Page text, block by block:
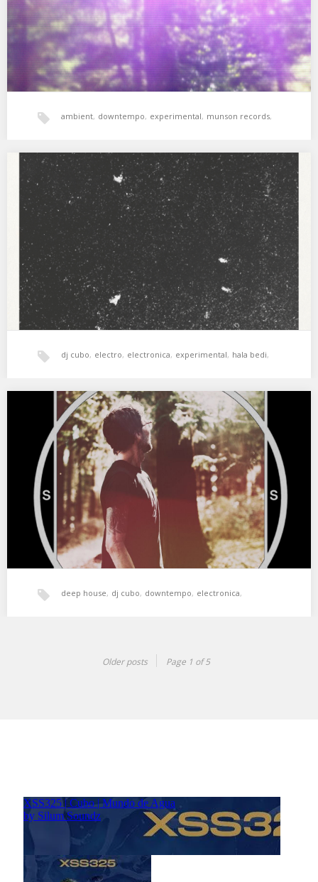
ambient, downtempo, experimental, munson records,
ramas tape loops
XSS151 | Cubo | Brujos
Alrededor del planeta brujos y brujas sacan brillo al lado oscuro.
01. Cosmo Vitelli – Party…
dj cubo, electro, electronica, experimental, hala bedi,
world music, xperimental sound system
Secret Sun Society #01 Cubo
Cubo inaugura la serie Secret Sun Society, un espacio para
invitados en el canal de Mixcloud…
deep house, dj cubo, downtempo, electronica,
Older posts Page 1 of 5